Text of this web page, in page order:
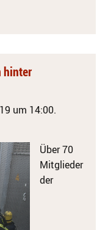
hinter
um 14:00.
Über 70
Mitglieder
der